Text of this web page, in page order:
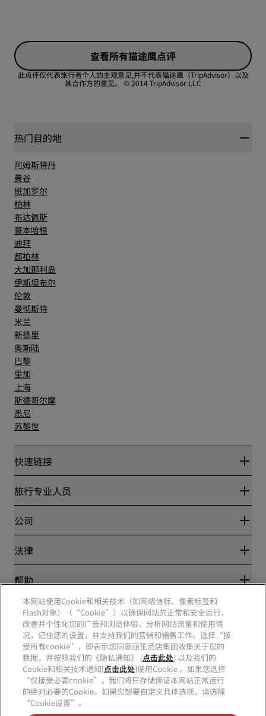
查看所有猫途鹰点评
此点评仅代表旅行者个人的主观意见,并不代表猫途鹰（TripAdvisor）以及
其合作方的意见。
© 2014 TripAdvisor LLC
热门目的地
阿姆斯特丹
曼谷
班加罗尔
柏林
布达佩斯
哥本哈根
迪拜
都柏林
大加那利岛
伊斯坦布尔
伦敦
曼彻斯特
米兰
新德里
奥斯陆
巴黎
里加
上海
斯德哥尔摩
悉尼
苏黎世
快速链接
丽赏会
Blog
目的地
丽笙酒店集团APP
体育认证酒店
家庭友好型酒店
旅行专业人员
合作伙伴
公司
丽笙酒店集团
工作机会 RHG
工作机会 PPHE
工作机会 EHL
The Club by RHG
发展机会
责任经营
采购
法律
隐私中心
丽赏会条款和条件
网站使用协议
数字无障碍
现代奴隶制声明
帮助
消费者警示
联系方式
常见问题
网站地图
社交媒体
丽笙酒店集团品牌
本网站使用Cookie和相关技术（如网络信标、像素标签和
Flash对象）（“Cookie”）以确保网站的正常和安全运行，
改善并个性化您的广告和浏览体验，分析网站流量和使用情
况，记住您的设置，并支持我们的营销和销售工作。选择“接
受所有cookie”，即表示您同意丽笙酒店集团收集关于您的
数据，并按照我们的《隐私通知》 [点击此处] 以及我们的
Cookie和相关技术通知[点击此处]使用Cookie 。如果您选择
“仅接受必要cookie”，我们将只存储保证本网站正常运行
的绝对必要的Cookie。如果您想要自定义具体选项，请选择
“Cookie设置”。